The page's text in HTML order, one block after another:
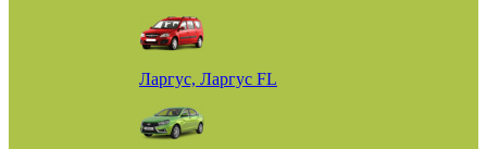
Ларгус, Ларгус FL